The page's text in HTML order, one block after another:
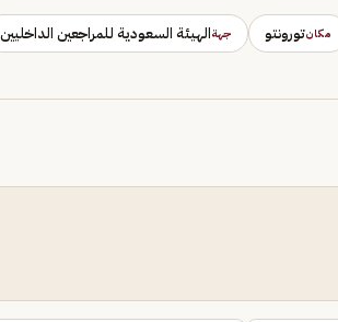
مكانتورونتو جهةالهيئة السعودية للمراجعين الداخليين